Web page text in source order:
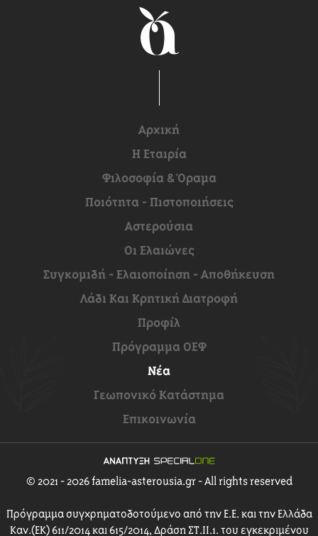
Αρχική
H Εταιρία
Φιλοσοφία & Όραμα
Ποιότητα - Πιστοποιήσεις
Αστερούσια
Οι Ελαιώνες
Συγκομιδή - Ελαιοποίηση - Αποθήκευση
Λάδι Και Κρητική Διατροφή
Προφίλ
Πρόγραμμα ΟΕΦ
Νέα
Γεωπονικό Κατάστημα
Επικοινωνία
© 2021 - 2026 famelia-asterousia.gr - All rights reserved
Πρόγραμμα συγχρηματοδοτούμενο από την Ε.Ε. και την Ελλάδα
Καν.(ΕΚ) 611/2014 και 615/2014, Δράση ΣΤ.ΙΙ.1. του εγκεκριμένου